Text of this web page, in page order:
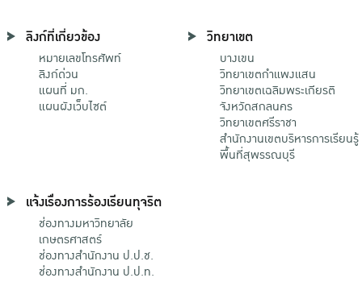
ลิงก์ที่เกี่ยวข้อง
หมายเลขโทรศัพท์
ลิงก์ด่วน
แผนที่ มก.
แผนผังเว็บไซต์
วิทยาเขต
บางเขน
วิทยาเขตกําแพงแสน
วิทยาเขตเฉลิมพระเกียรติ
จังหวัดสกลนคร
วิทยาเขตศรีราชา
สำนักงานเขตบริหารการเรียนรู้
พื้นที่สุพรรณบุรี
แจ้งเรื่องการร้องเรียนทุจริต
ช่องทางมหาวิทยาลัย
เกษตรศาสตร์
ช่องทางสำนักงาน ป.ป.ช.
ช่องทางสำนักงาน ป.ป.ท.